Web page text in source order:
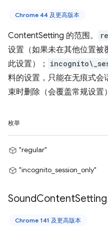
Chrome 44 及更高版本
ContentSetting 的范围。
设置（如果未在其他位置被
此设置）；
料的设置，只能在无痕式会
束时删除（会覆盖常规设置
枚举
"regular"
"incognito_session_only"
SoundContentSetting
Chrome 141 及更高版本